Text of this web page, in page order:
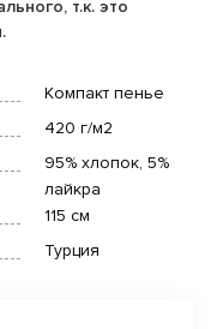
т.к. это
Компакт пенье
420 г/м2
95% хлопок, 5%
лайкра
115 см
Турция